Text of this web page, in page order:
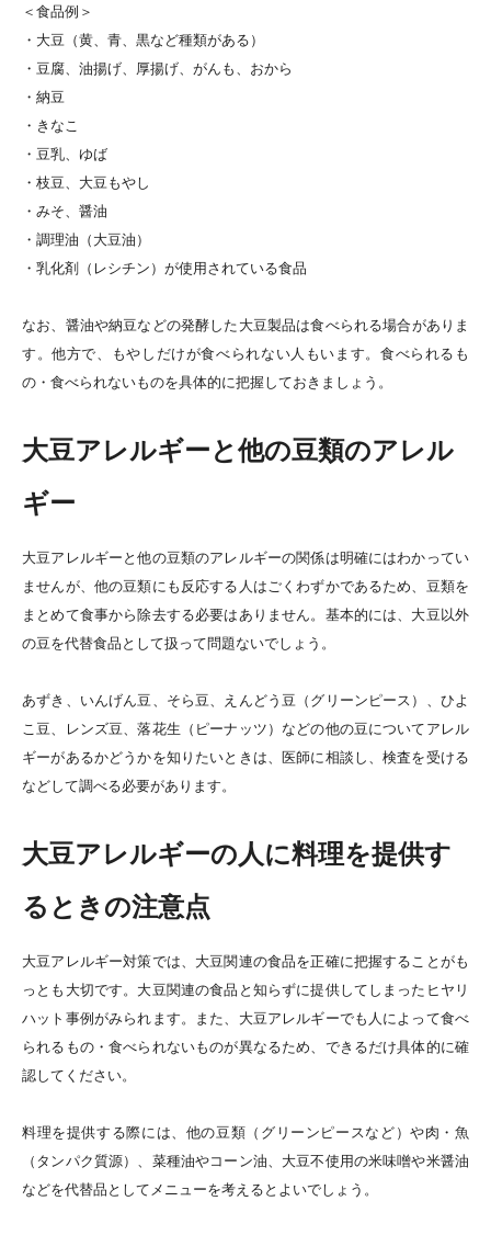
＜食品例＞
・大豆（黄、青、黒など種類がある）
・豆腐、油揚げ、厚揚げ、がんも、おから
・納豆
・きなこ
・豆乳、ゆば
・枝豆、大豆もやし
・みそ、醤油
・調理油（大豆油）
・ 乳化剤（レシチン）が使用されている食品
なお、醤油や納豆などの発酵した大豆製品は食べられる場合がありま
す。他方で、もやしだけが食べられない人もいます。食べられるも
の・食べられないものを具体的に把握しておきましょう。
大豆アレルギーと他の豆類のアレル
ギー
大豆アレルギーと他の豆類のアレルギーの関係は明確にはわかってい
ませんが、他の豆類にも反応する人はごくわずかであるため、豆類を
まとめて食事から除去する必要はありません。基本的には、大豆以外
の豆を代替食品として扱って問題ないでしょう。
あずき、いんげん豆、そら豆、えんどう豆（グリーンピース）、ひよ
こ豆、レンズ豆、落花生（ピーナッツ）などの他の豆についてアレル
ギーがあるかどうかを知りたいときは、医師に相談し、検査を受ける
などして調べる必要があります。
大豆アレルギーの人に料理を提供す
るときの注意点
大豆アレルギー対策では、大豆関連の食品を正確に把握することがも
っとも大切です。大豆関連の食品と知らずに提供してしまったヒヤリ
ハット事例がみられます。また、大豆アレルギーでも人によって食べ
られるもの・食べられないものが異なるため、できるだけ具体的に確
認してください。
料理を提供する際には、他の豆類（グリーンピースなど）や肉・魚
（タンパク質源）、菜種油やコーン油、大豆不使用の米味噌や米醤油
などを代替品としてメニューを考えるとよいでしょう。